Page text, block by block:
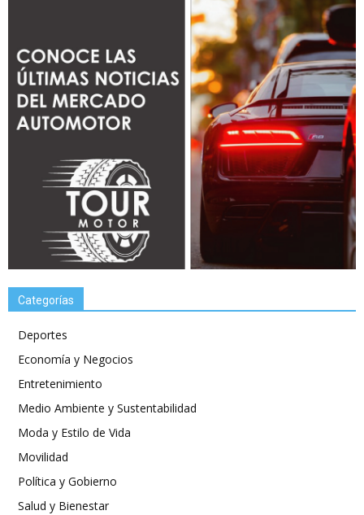
Categorías
Deportes
Economía y Negocios
Entretenimiento
Medio Ambiente y Sustentabilidad
Moda y Estilo de Vida
Movilidad
Política y Gobierno
Salud y Bienestar